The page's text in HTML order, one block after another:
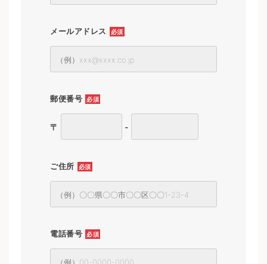
メールアドレス 必須
郵便番号 必須
〒 -
ご住所 必須
電話番号 必須